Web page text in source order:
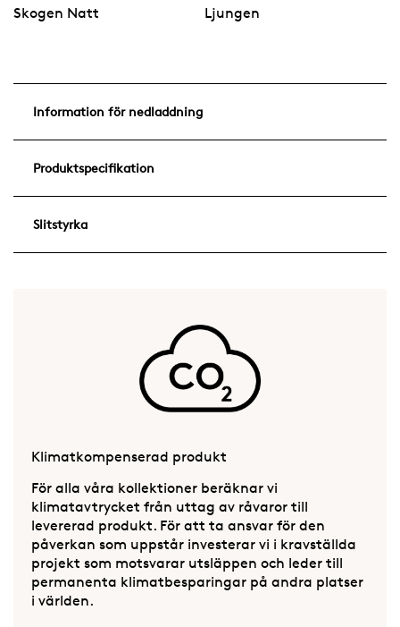
Skogen Natt Ljungen
Information för nedladdning
Produktspecifikation
Slitstyrka
Klimatkompenserad produkt
För alla våra kollektioner beräknar vi
klimatavtrycket från uttag av råvaror till
levererad produkt. För att ta ansvar för den
påverkan som uppstår investerar vi i kravställda
projekt som motsvarar utsläppen och leder till
permanenta klimatbesparingar på andra platser
i världen.